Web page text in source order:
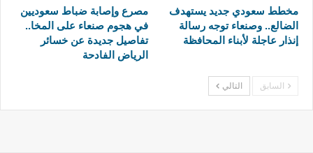
مخطط سعودي جديد يستهدف
الضالع.. وصنعاء توجه رسالة
إنذار عاجلة لأبناء المحافظة
مصرع وإصابة ضباط سعوديين
في هجوم صنعاء على المخا..
تفاصيل جديدة عن خسائر
الرياض الفادحة
السابق التالي